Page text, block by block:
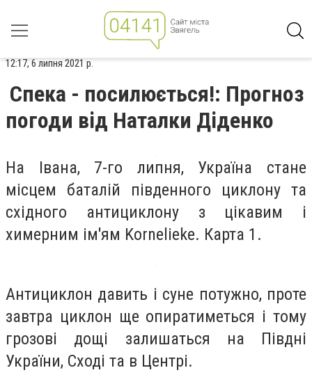
12:17, 6 липня 2021 р.
Спека - посилюється!: Прогноз
погоди від Наталки Діденко
На Івана, 7-го липня, Україна стане
місцем баталій південного циклону та
східного антициклону з цікавим і
химерним ім'ям Kornelieke. Карта 1.
Антициклон давить і суне потужно, проте
завтра циклон ще опиратиметься і тому
грозові дощі залишаться на Півдні
України, Сході та в Центрі.